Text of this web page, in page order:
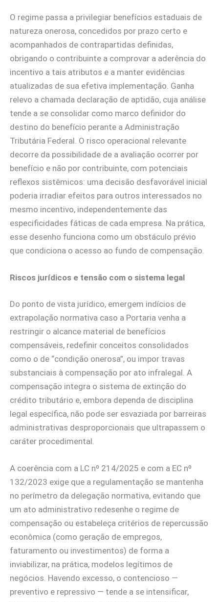
O regime passa a privilegiar benefícios estaduais de
natureza onerosa, concedidos por prazo certo e
acompanhados de contrapartidas definidas,
obrigando o contribuinte a comprovar a aderência do
incentivo a tais atributos e a manter evidências
atualizadas de sua efetiva implementação. Ganha
relevo a chamada declaração de aptidão, cuja análise
tende a se consolidar como marco definidor do
destino do benefício perante a Administração
Tributária Federal. O risco operacional relevante
decorre da possibilidade de a avaliação ocorrer por
benefício e não por contribuinte, com potenciais
reflexos sistêmicos: uma decisão desfavorável inicial
poderia irradiar efeitos para outros interessados no
mesmo incentivo, independentemente das
especificidades fáticas de cada empresa. Na prática,
esse desenho funciona como um obstáculo prévio
que condiciona o acesso ao fundo de compensação.
Riscos jurídicos e tensão com o sistema legal
Do ponto de vista jurídico, emergem indícios de
extrapolação normativa caso a Portaria venha a
restringir o alcance material de benefícios
compensáveis, redefinir conceitos consolidados
como o de “condição onerosa”, ou impor travas
substanciais à compensação por ato infralegal. A
compensação integra o sistema de extinção do
crédito tributário e, embora dependa de disciplina
legal específica, não pode ser esvaziada por barreiras
administrativas desproporcionais que ultrapassem o
caráter procedimental.
A coerência com a LC nº 214/2025 e com a EC nº
132/2023 exige que a regulamentação se mantenha
no perímetro da delegação normativa, evitando que
um ato administrativo redesenhe o regime de
compensação ou estabeleça critérios de repercussão
econômica (como geração de empregos,
faturamento ou investimentos) de forma a
inviabilizar, na prática, modelos legítimos de
negócios. Havendo excesso, o contencioso —
preventivo e repressivo — tende a se intensificar,